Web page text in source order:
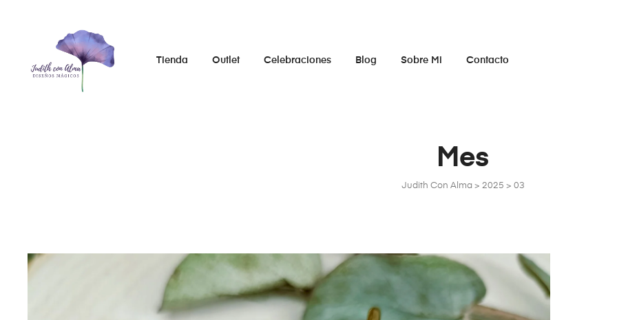
Tienda Outlet Celebraciones Blog Sobre Mi Contacto
Judith Con Alma > 2025 > 03
Mes